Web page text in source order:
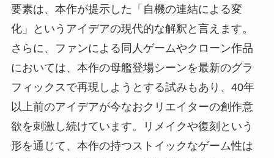
要素は、本作が提示した「自機の連結による変
化」というアイデアの現代的な解釈と言えます。
さらに、ファンによる同人ゲームやクローン作品
においては、本作の母艦登場シーンを最新のグラ
フィックスで再現しようとする試みもあり、40年
以上前のアイデアが今なおクリエイターの創作意
欲を刺激し続けています。リメイクや復刻という
形を通じて、本作の持つストイックなゲーム性は